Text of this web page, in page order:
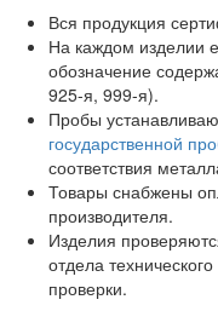
Вся продукция
На каждом изделии
обозначение
925-я, 999-я).
Пробы
государственной
соответствия
Товары снабжены
производителя.
Изделия
отдела
проверки.